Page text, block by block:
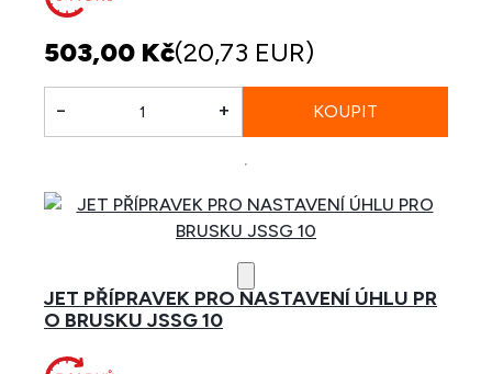
503,00 Kč(20,73 EUR)
- +
JET PŘÍPRAVEK PRO NASTAVENÍ ÚHLU PR
O BRUSKU JSSG 10